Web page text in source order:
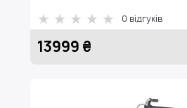
0 відгуків
13999 ₴